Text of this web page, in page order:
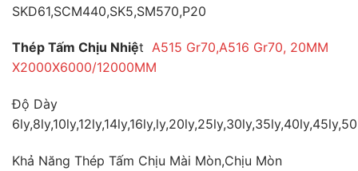
SKD61,SCM440,SK5,SM570,P20
Thép Tấm Chịu Nhiệt A515 Gr70,A516 Gr70, 20MM
X2000X6000/12000MM
Độ Dày
Khả Năng Thép Tấm Chịu Mài Mòn,Chịu Mòn